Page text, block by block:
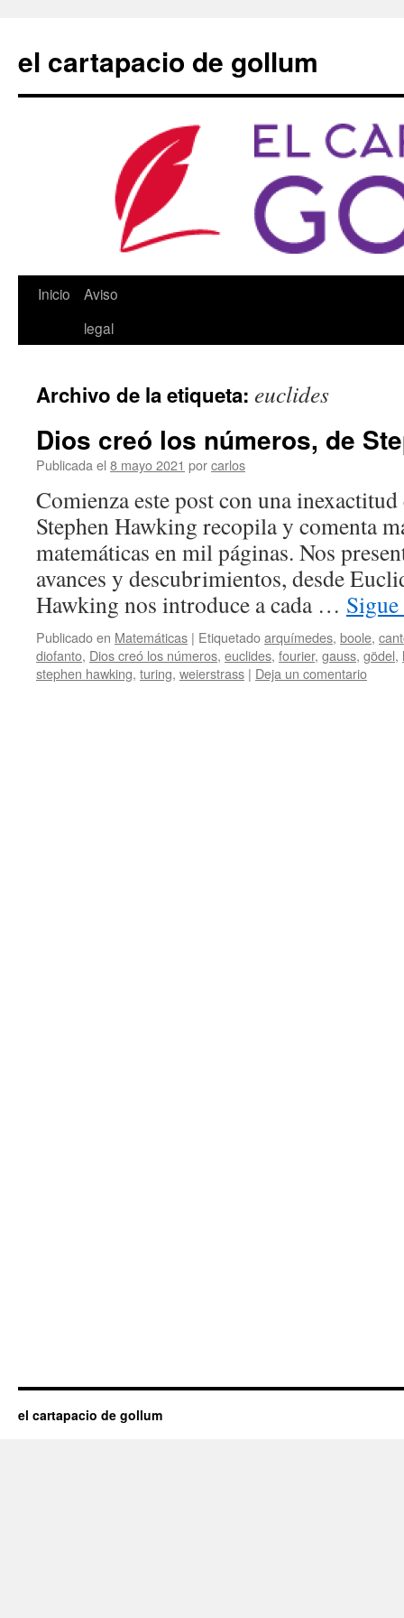
contenido
el cartapacio de gollum
Inicio
Aviso
legal
Archivo de la etiqueta: euclides
Dios creó los números, de
Publicada el 8 mayo 2021 porcarlos
Comienza este post con una
Stephen Hawking recopila y comenta
matemáticas en mil páginas. Nos
avances y descubrimientos, desde
Hawking nos introduce a cada …
Publicado en Matemáticas | Etiquetadoarquímedes, boole,
diofanto, Dios creó los números, euclides, fourier, gauss, gödel,
stephen hawking, turing, weierstrass | Deja un comentario
el cartapacio de gollum